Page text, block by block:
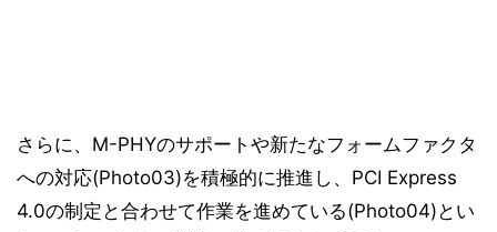
さらに、M-PHYのサポートや新たなフォームファクタ
への対応(Photo03)を積極的に推進し、PCI Express
4.0の制定と合わせて作業を進めている(Photo04)とい